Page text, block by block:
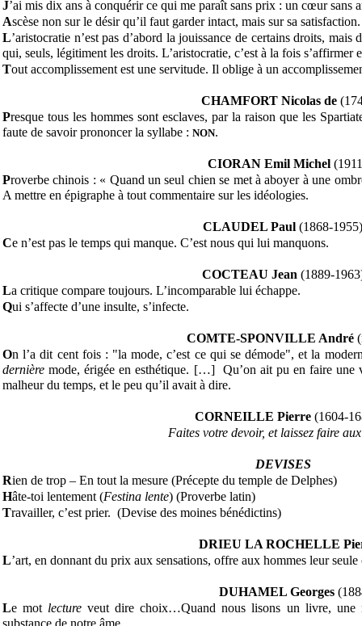
J’ai mis dix ans à conquérir ce qui me paraît sans prix : un cœur sans
Ascèse non sur le désir qu’il faut garder intact, mais sur sa satisfaction.
L’aristocratie n’est pas d’abord la jouissance de certains droits, mais
qui, seuls, légitiment les droits. L’aristocratie, c’est à la fois s’affirmer
Tout accomplissement est une servitude. Il oblige à un
CHAMFORT Nicolas de
Presque tous les hommes sont esclaves, par la raison que les
faute de savoir prononcer la syllabe : NON.
CIORAN Emil Michel
Proverbe chinois : « Quand un seul chien se met à aboyer à une
A mettre en épigraphe à tout commentaire sur les idéologies.
CLAUDEL Paul (1868-1955)
Ce n’est pas le temps qui manque. C’est nous qui lui manquons.
COCTEAU Jean (1889-
La critique compare toujours. L’incomparable lui échappe.
Qui s’affecte d’une insulte, s’infecte.
COMTE-SPONVILLE André
On l’a dit cent fois : "la mode, c’est ce qui se démode", et la
dernière mode, érigée en esthétique. […] Qu’on ait pu en faire une
malheur du temps, et le peu qu’il avait à dire.
CORNEILLE Pierre(1604-
Faites votre devoir, et laissez faire
DEVISES
Rien de trop – En tout la mesure (Précepte du temple de Delphes)
Hâte-toi lentement (Festina lente) (Proverbe latin)
Travailler, c’est prier. (Devise des moines bénédictins)
DRIEU LA ROCHELLE
L’art, en donnant du prix aux sensations, offre aux hommes leur
DUHAMEL Georges
Le mot lecture veut dire choix…Quand nous lisons un livre, une